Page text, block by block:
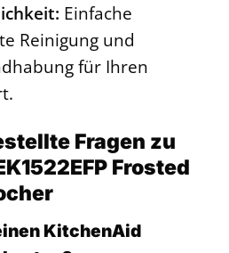
Einfache
Reinigung und
für Ihren
Fragen zu
Frosted
KitchenAid